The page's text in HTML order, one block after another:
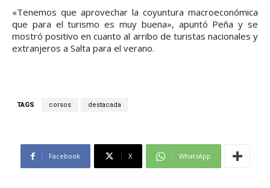
«Tenemos que aprovechar la coyuntura macroeconómica
que para el turismo es muy buena», apuntó Peña y se
mostró positivo en cuanto al arribo de turistas nacionales y
extranjeros a Salta para el verano.
TAGS corsos destacada
Facebook X WhatsApp